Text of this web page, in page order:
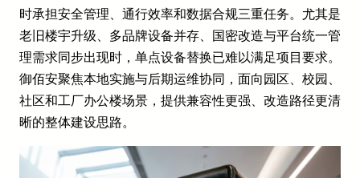
时承担安全管理、通行效率和数据合规三重任务。尤其是
老旧楼宇升级、多品牌设备并存、国密改造与平台统一管
理需求同步出现时，单点设备替换已难以满足项目要求。
御佰安聚焦本地实施与后期运维协同，面向园区、校园、
社区和工厂办公楼场景，提供兼容性更强、改造路径更清
晰的整体建设思路。